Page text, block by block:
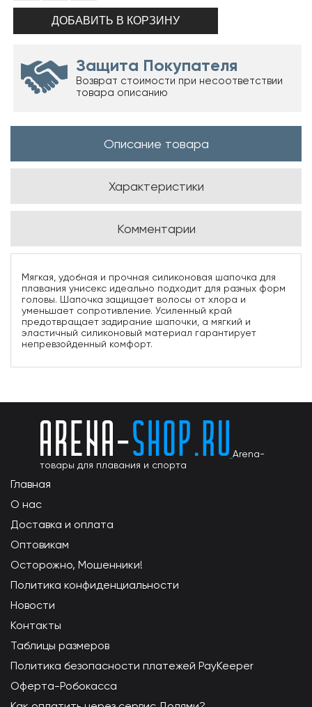
Защита Покупателя
Возврат стоимости при несоответствии
товара описанию
Описание товара
Характеристики
Комментарии
Мягкая, удобная и прочная силиконовая шапочка для
плавания унисекс идеально подходит для разных форм
головы. Шапочка защищает волосы от хлора и
уменьшает сопротивление. Усиленный край
предотвращает задирание шапочки, а мягкий и
эластичный силиконовый материал гарантирует
непревзойденный комфорт.
Arena-
товары для плавания и спорта
Главная
О нас
Доставка и оплата
Оптовикам
Осторожно, Мошенники!
Политика конфиденциальности
Новости
Контакты
Таблицы размеров
Политика безопасности платежей PayKeeper
Оферта-Робокасса